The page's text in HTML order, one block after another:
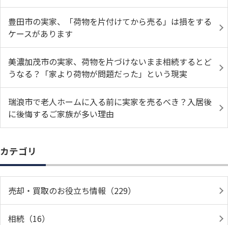
豊田市の実家、「荷物を片付けてから売る」は損をする
ケースがあります
美濃加茂市の実家、荷物を片づけないまま相続するとど
うなる？「家より荷物が問題だった」という現実
瑞浪市で老人ホームに入る前に実家を売るべき？入居後
に後悔するご家族が多い理由
カテゴリ
売却・買取のお役立ち情報（229）
相続（16）